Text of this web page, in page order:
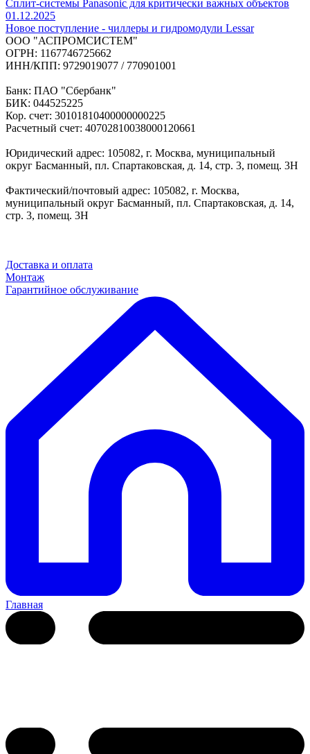
Сплит-системы Panasonic для критически важных объектов
01.12.2025
Новое поступление - чиллеры и гидромодули Lessar
ООО "АСПРОМСИСТЕМ"
ОГРН: 1167746725662
ИНН/КПП: 9729019077 / 770901001
Банк: ПАО "Сбербанк"
БИК: 044525225
Кор. счет: 30101810400000000225
Расчетный счет: 40702810038000120661
Юридический адрес: 105082, г. Москва, муниципальный
округ Басманный, пл. Спартаковская, д. 14, стр. 3, помещ. 3Н
Фактический/почтовый адрес: 105082, г. Москва,
муниципальный округ Басманный, пл. Спартаковская, д. 14,
стр. 3, помещ. 3Н
Доставка и оплата
Монтаж
Гарантийное обслуживание
Главная